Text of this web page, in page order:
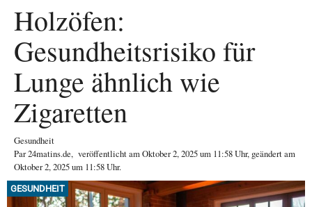
Holzöfen:
Gesundheitsrisiko für
Lunge ähnlich wie
Zigaretten
Gesundheit
Par24matins.de, veröffentlicht amOktober 2, 2025um 11:58 Uhr, geändert am
Oktober 2, 2025 um 11:58 Uhr.
GESUNDHEIT